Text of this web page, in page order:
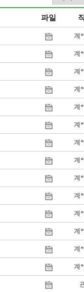
색
하
기
파일
계
계
계
계
계
계
계
계
계
계
계
계
계
계